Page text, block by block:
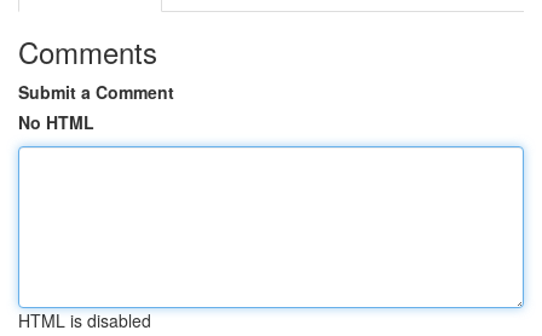
Comments
Submit a Comment
No HTML
HTML is disabled